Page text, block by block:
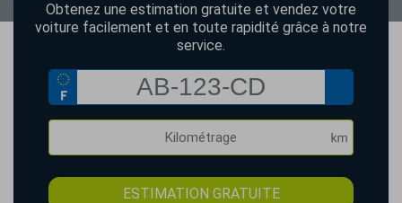
Obtenez une estimation gratuite et vendez votre
voiture facilement et en toute rapidité grâce à notre
service.
ESTIMATION GRATUITE